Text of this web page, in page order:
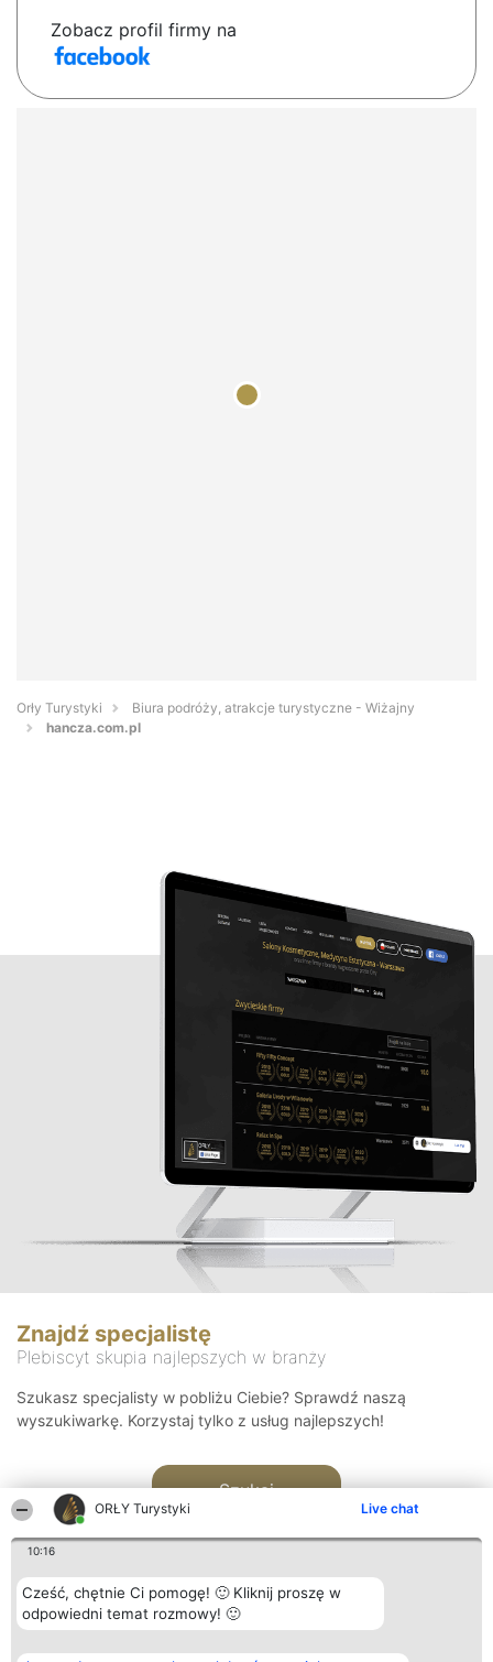
ORŁY Turystyki Live chat
10:16
Cześć, chętnie Ci pomogę! 🙂 Kliknij proszę w
odpowiedni temat rozmowy! 🙂
Zobacz profil firmy na
Orły Turystyki
Biura podróży, atrakcje turystyczne - Wiżajny
hancza.com.pl
Znajdź specjalistę
Plebiscyt skupia najlepszych w branży
Szukasz specjalisty w pobliżu Ciebie? Sprawdź naszą
wyszukiwarkę. Korzystaj tylko z usług najlepszych!
Szukaj
Organizator plebiscytu Plebiscyt Kontakt